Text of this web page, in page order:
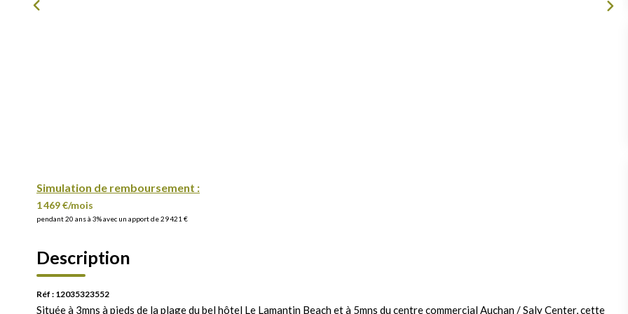
Simulation de remboursement :
1 469 €/mois
pendant 20 ans à 3% avec un apport de 29 421 €
Description
Réf : 12035323552
Située à 3mns à pieds de la plage du bel hôtel Le Lamantin Beach et à 5mns du centre commercial Auchan / Saly Center, cette